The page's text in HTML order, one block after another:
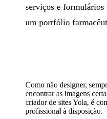
serviços e formulários
um portfólio
Como não designer,
encontrar as imagens
criador de sites Yola, é
profissional à disposição.